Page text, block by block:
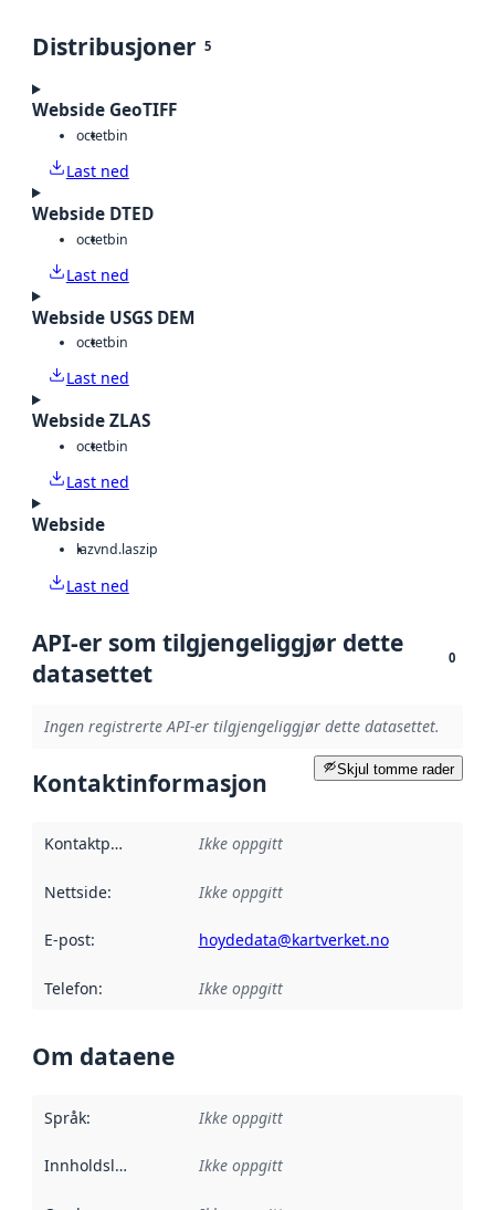
Distribusjoner 5
Webside GeoTIFF
octetbin
Last ned
Webside DTED
octetbin
Last ned
Webside USGS DEM
octetbin
Last ned
Webside ZLAS
octetbin
Last ned
Webside
lazvnd.laszip
Last ned
API-er som tilgjengeliggjør dette
datasettet
0
Ingen registrerte API-er tilgjengeliggjør dette datasettet.
Skjul tomme rader
Kontaktinformasjon
Kontaktpunkt Ikke oppgitt
Nettside: Ikke oppgitt
E-post: hoydedata@kartverket.no
Telefon: Ikke oppgitt
Om dataene
Språk: Ikke oppgitt
Innholdsleverandører :
Ikke oppgitt